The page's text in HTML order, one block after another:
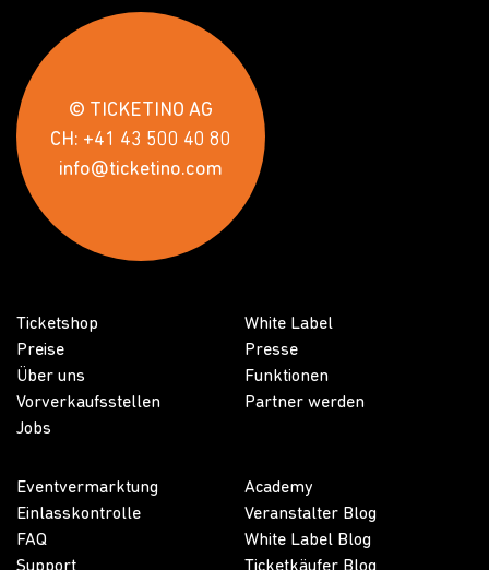
© TICKETINO AG
CH: +41 43 500 40 80
info@ticketino.com
Ticketshop
Preise
Über uns
Vorverkaufsstellen
Jobs
White Label
Presse
Funktionen
Partner werden
Eventvermarktung
Einlasskontrolle
FAQ
Academy
Veranstalter Blog
White Label Blog